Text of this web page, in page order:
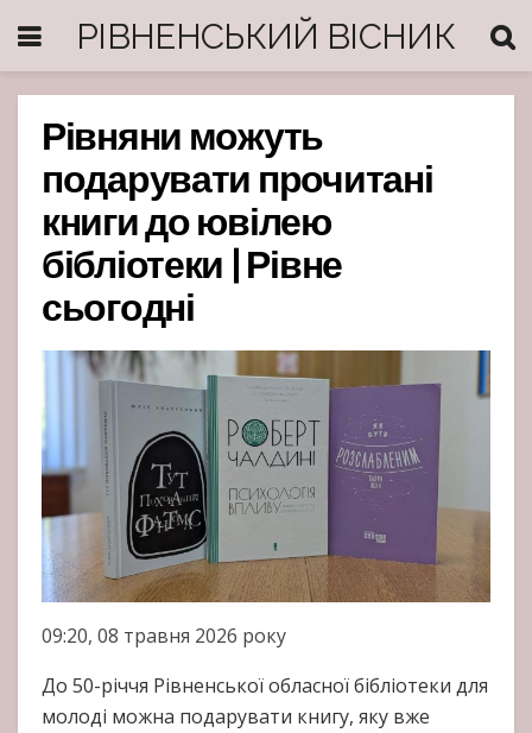
РІВНЕНСЬКИЙ ВІСНИК
Рівняни можуть
подарувати прочитані
книги до ювілею
бібліотеки | Рівне
сьогодні
09:20, 08 травня 2026 року
До 50-річчя Рівненської обласної бібліотеки для
молоді можна подарувати книгу, яку вже